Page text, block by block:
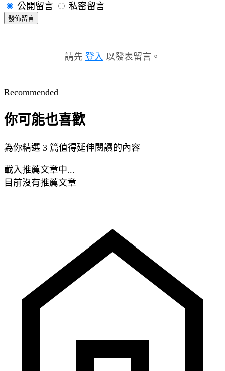
公開留言 私密留言
發佈留言
請先 登入 以發表留言。
Recommended
你可能也喜歡
為你精選 3 篇值得延伸閱讀的內容
載入推薦文章中...
目前沒有推薦文章